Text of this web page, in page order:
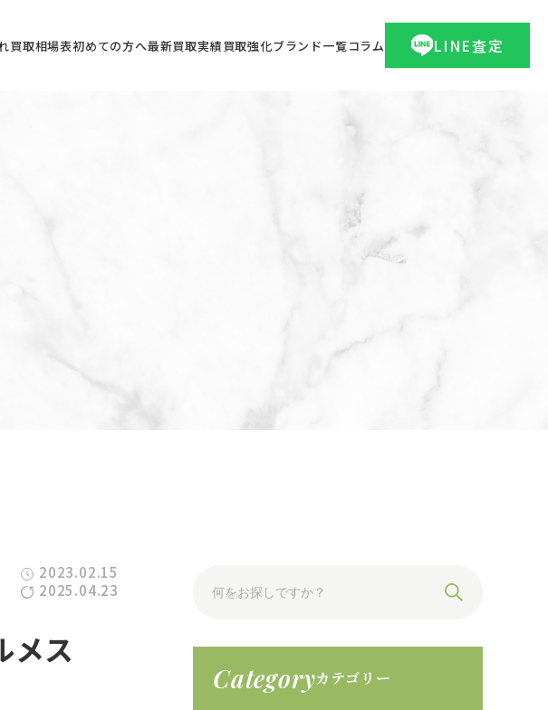
買取相場表初めての方へ最新買取実績買取強化ブランド一覧コラム LINE査定
2023.02.15
2025.04.23
メス
Categoryカテゴリー